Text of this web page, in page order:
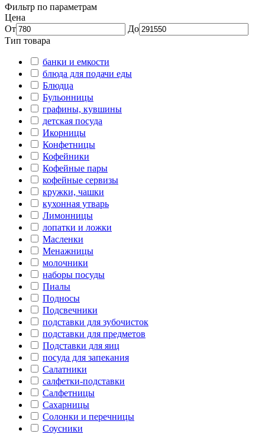
Фильтр по параметрам
Цена
От
До
Тип товара
банки и емкости
блюда для подачи еды
Блюдца
Бульонницы
графины, кувшины
детская посуда
Икорницы
Конфетницы
Кофейники
Кофейные пары
кофейные сервизы
кружки, чашки
кухонная утварь
Лимонницы
лопатки и ложки
Масленки
Менажницы
молочники
наборы посуды
Пиалы
Подносы
Подсвечники
подставки для зубочисток
подставки для предметов
Подставки для яиц
посуда для запекания
Салатники
салфетки-подставки
Салфетницы
Сахарницы
Солонки и перечницы
Соусники